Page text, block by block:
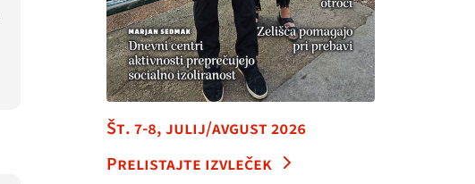
Št. 7-8, julij/avgust 2026
Prelistajte izvleček